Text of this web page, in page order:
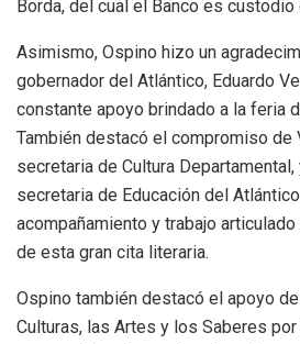
Borda, del cual el Banco es custodio
Asimismo, Ospino hizo un
gobernador del Atlántico, Eduardo
constante apoyo brindado a la feria
También destacó el compromiso de
secretaria de Cultura Departamental,
secretaria de Educación del
acompañamiento y trabajo
de esta gran cita literaria.
Ospino también destacó el apoyo
Culturas, las Artes y los Saberes